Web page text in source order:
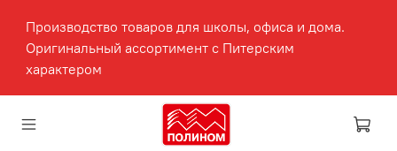
Производство товаров для школы, офиса и дома.
Оригинальный ассортимент с Питерским
характером